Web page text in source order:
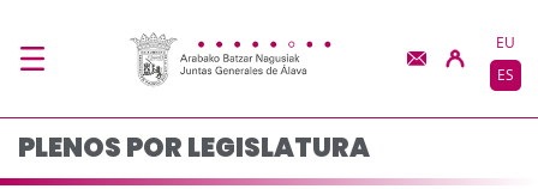
Composición del
EU
ES
PLENOS POR LEGISLATURA